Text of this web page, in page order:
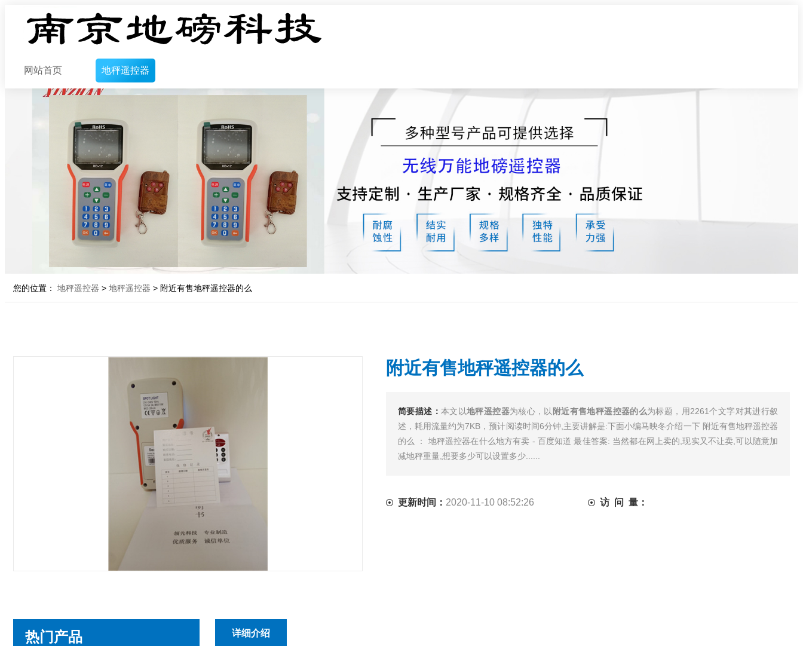
网站首页 地秤遥控器
您的位置： 地秤遥控器 > 地秤遥控器 > 附近有售地秤遥控器的么
附近有售地秤遥控器的么
简要描述： 本文以地秤遥控器为核心，以 附近有售地秤遥控器的么为标题，用2261个文字对其进行叙
述，耗用流量约为7KB，预计阅读时间6分钟,主要讲解是:下面小编马映冬介绍一下 附近有售地秤遥控器
的么 ： 地秤遥控器在什么地方有卖 - 百度知道 最佳答案: 当然都在网上卖的,现实又不让卖,可以随意加
减地秤重量,想要多少可以设置多少......
更新时间： 2020-11-10 08:52:26 访 问 量：
热门产品 详细介绍